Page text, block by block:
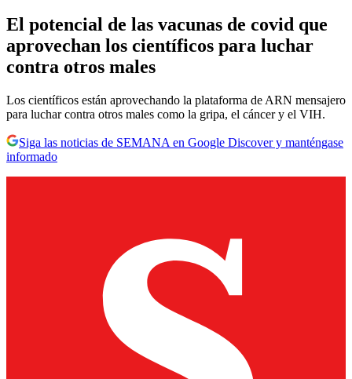
El potencial de las vacunas de covid que
aprovechan los científicos para luchar
contra otros males
Los científicos están aprovechando la plataforma de ARN mensajero
para luchar contra otros males como la gripa, el cáncer y el VIH.
Siga las noticias de SEMANA en Google Discover y manténgase
informado